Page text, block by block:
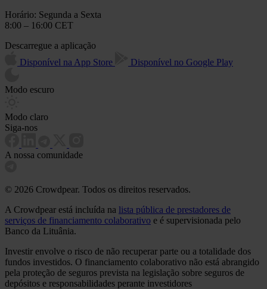
Horário: Segunda a Sexta
8:00 – 16:00 CET
Descarregue a aplicação
Disponível na App Store
Disponível no Google Play
Modo escuro
Modo claro
Siga-nos
A nossa comunidade
© 2026 Crowdpear. Todos os direitos reservados.
A Crowdpear está incluída na lista pública de prestadores de
serviços de financiamento colaborativo e é supervisionada pelo
Banco da Lituânia.
Investir envolve o risco de não recuperar parte ou a totalidade dos
fundos investidos. O financiamento colaborativo não está abrangido
pela proteção de seguros prevista na legislação sobre seguros de
depósitos e responsabilidades perante investidores